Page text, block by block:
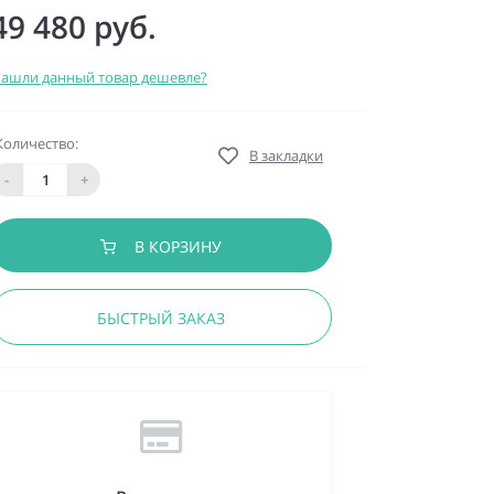
480 руб.
данный товар дешевле?
-
+
В закладки
В КОРЗИНУ
БЫСТРЫЙ ЗАКАЗ